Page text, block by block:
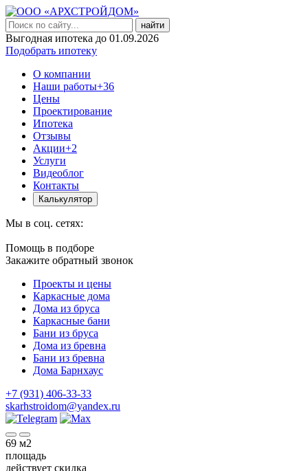
найти
Выгодная ипотека до 01.09.2026
Подобрать ипотеку
О компании
Наши работы+36
Цены
Проектирование
Ипотека
Отзывы
Акции+2
Услуги
Видеоблог
Контакты
Калькулятор
Мы в соц. сетях:
Помощь в подборе
Закажите обратный звонок
Проекты и цены
Каркасные дома
Дома из бруса
Каркасные бани
Бани из бруса
Дома из бревна
Бани из бревна
Дома Барнхаус
+7 (931) 406-33-33
skarhstroidom@yandex.ru
69 м2
площадь
действует скидка